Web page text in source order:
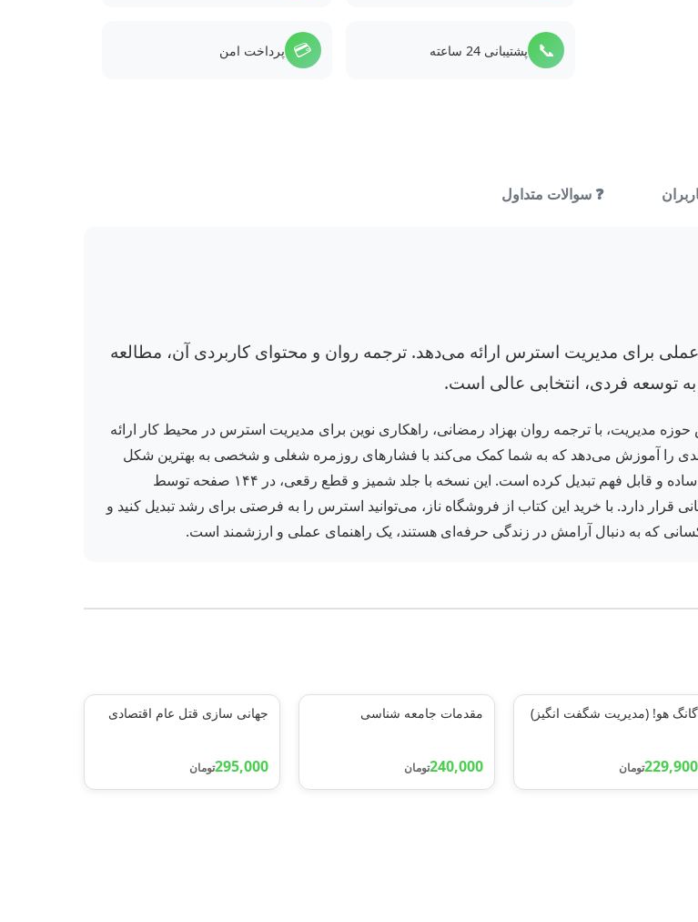
📞 پشتیبانی 24 ساعته 💳 پرداخت امن
❓ سوالات متداول
برای مدیریت استرس ارائه می‌دهد. ترجمه روان و محتوای کاربردی آن، مطالعه
توسعه فردی، انتخابی عالی است.
مدیریت، با ترجمه روان بهزاد رمضانی، راهکاری نوین برای مدیریت استرس در محیط کار ارائه
را آموزش می‌دهد که به شما کمک می‌کند با فشارهای روزمره شغلی و شخصی به بهترین شکل
مقابله کنید. بلانچارد با سبک منحصربه‌فرد خود، مفاهیم پیچیده را به زبانی ساده و قابل فهم تبدیل کرده است. این نسخه با جلد شمیز و قطع رقعی، در ۱۴۴ صفحه توسط
قرار دارد. با خرید این کتاب از فروشگاه ناز، می‌توانید استرس را به فرصتی برای رشد تبدیل کنید و
که به دنبال آرامش در زندگی حرفه‌ای هستند، یک راهنمای عملی و ارزشمند است.
گانگ هو! (مدیریت شگفت انگیز)
229,900تومان
مقدمات جامعه شناسی
240,000تومان
جهانی سازی قتل عام اقتصادی
295,000تومان